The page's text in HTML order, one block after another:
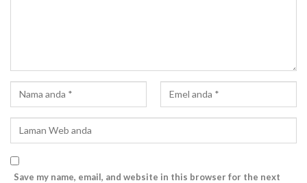
Save my name, email, and website in this browser for the next